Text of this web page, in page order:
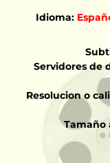
Idioma:
Servidores de
Resolucion o
Tamaño